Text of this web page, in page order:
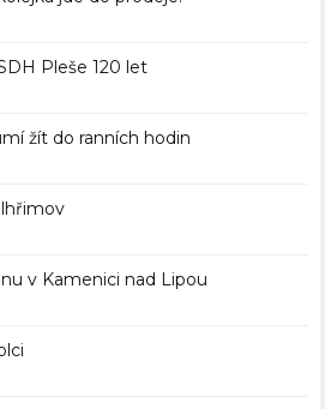
Pleše 120 let
žít do ranních hodin
v Kamenici nad Lipou